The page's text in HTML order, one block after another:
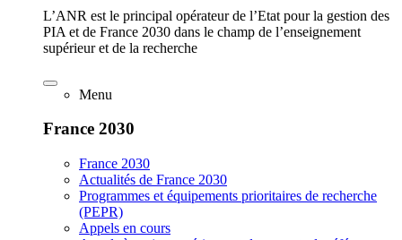
L’ANR est le principal opérateur de l’Etat pour la gestion des
PIA et de France 2030 dans le champ de l’enseignement
supérieur et de la recherche
Menu
France 2030
France 2030
Actualités de France 2030
Programmes et équipements prioritaires de recherche
(PEPR)
Appels en cours